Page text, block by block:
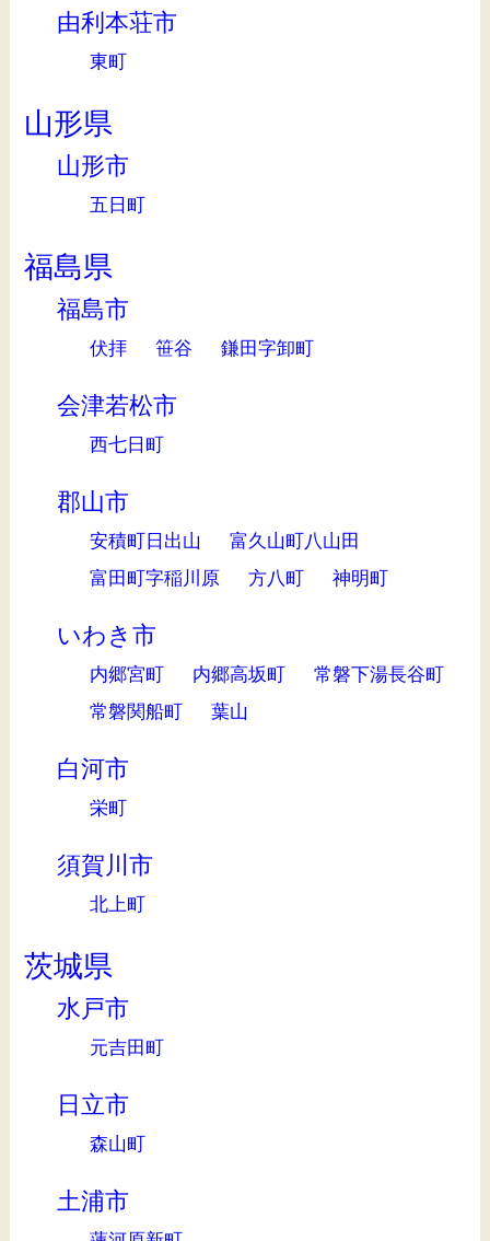
由利本荘市
東町
山形県
山形市
五日町
福島県
福島市
伏拝 笹谷 鎌田字卸町
会津若松市
西七日町
郡山市
安積町日出山
富久山町八山田
富田町字稲川原
方八町 神明町
いわき市
内郷宮町 内郷高坂町
常磐下湯長谷町
常磐関船町
葉山
白河市
栄町
須賀川市
北上町
茨城県
水戸市
元吉田町
日立市
森山町
土浦市